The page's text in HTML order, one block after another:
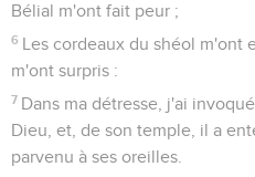
Bélial m'ont fait peur ;
6 Les cordeaux du shéol m'ont
m'ont surpris :
7 Dans ma détresse, j'ai
Dieu, et, de son temple, il a
parvenu à ses oreilles.